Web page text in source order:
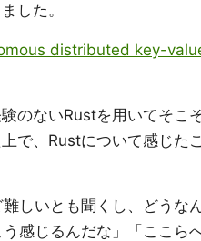
した。
distributed key-
のないRustを用いてそこ
で、Rustについて感じた
しいとも聞くし、どうな
感じるんだな」「ここら